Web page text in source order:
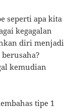
seperti apa kita
kegagalan
diri menjadi
kemudian
tipe 1